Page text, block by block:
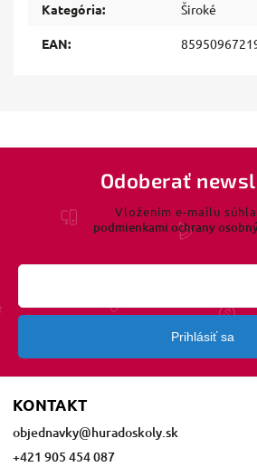
Kategória: Široké
EAN:
KONTAKT
objednavky@huradoskoly.sk
+421 905 454 087
Odoberať
Vložením e-mailu
podmienkami ochrany
Prihlásiť sa